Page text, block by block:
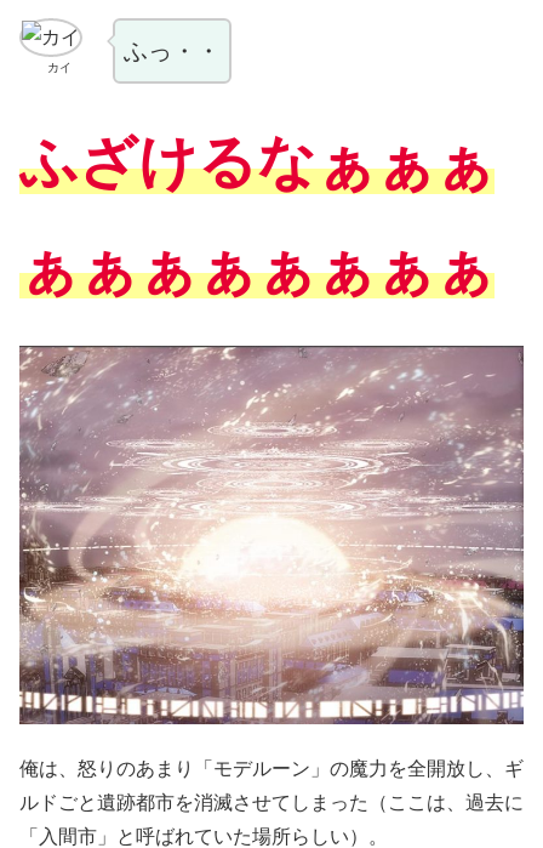
カイ
ふっ・・
ふざけるなぁぁぁ
ぁぁぁぁぁぁぁぁ
俺は、怒りのあまり「モデルーン」の魔力を全開放し、ギ
ルドごと遺跡都市を消滅させてしまった（ここは、過去に
「入間市」と呼ばれていた場所らしい）。